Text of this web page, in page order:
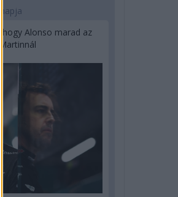
napja
Alonso marad az